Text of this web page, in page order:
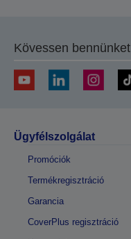
Kövessen bennünket
Ügyfélszolgálat
Promóciók
Termékregisztráció
Garancia
CoverPlus regisztráció